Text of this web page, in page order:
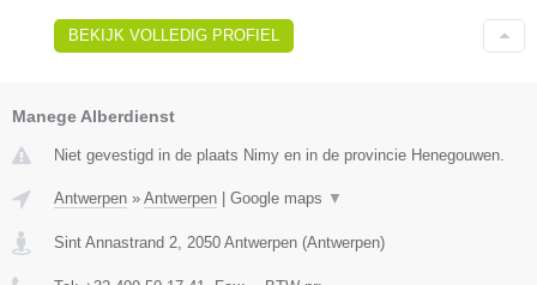
BEKIJK VOLLEDIG PROFIEL
Manege Alberdienst
Niet gevestigd in de plaats Nimy en in de provincie Henegouwen.
Antwerpen » Antwerpen | Google maps ▼
Sint Annastrand 2 2050 Antwerpen (Antwerpen)